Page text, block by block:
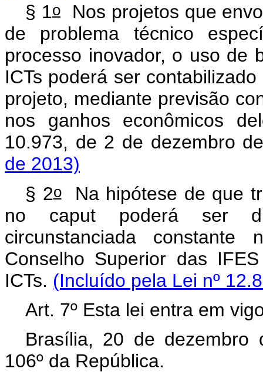
§ 1oNos projetos que
de problema técnico
processo inovador, o uso de
ICTs poderá ser
projeto, mediante previsão
nos ganhos econômicos
10.973, de 2 de dezembro
de 2013)
§ 2oNa hipótese de que
no caputpoderá ser
circunstanciada
Conselho Superior das
ICTs. (Incluído pela Lei nº
Art. 7º Esta lei entra em
Brasília, 20 de dezembro
106º da República.